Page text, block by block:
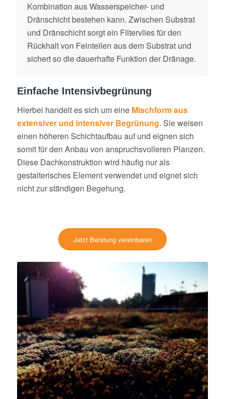
Kombination aus Wasserspeicher- und
Dränschicht bestehen kann. Zwischen Substrat
und Dränschicht sorgt ein Filtervlies für den
Rückhalt von Feinteilen aus dem Substrat und
sichert so die dauerhafte Funktion der Dränage.
Einfache Intensivbegrünung
Hierbei handelt es sich um eine Mischform aus
extensiver und intensiver Begrünung. Sie weisen
einen höheren Schichtaufbau auf und eignen sich
somit für den Anbau von anspruchsvolleren Planzen.
Diese Dachkonstruktion wird häufig nur als
gestalterisches Element verwendet und eignet sich
nicht zur ständigen Begehung.
Jetzt Beratung vereinbaren